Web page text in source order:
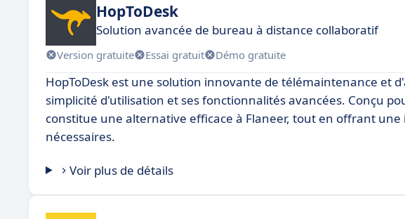
HopToDesk
Solution avancée de bureau à distance collaboratif
Version gratuite Essai gratuit Démo gratuite
HopToDesk est une solution innovante de télémaintenance et
simplicité d'utilisation et ses fonctionnalités avancées. Conçu
constitue une alternative efficace à Flaneer, tout en offrant
nécessaires.
Voir plus de détails